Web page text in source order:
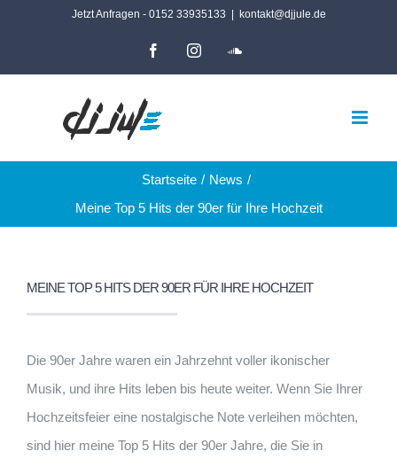
Jetzt Anfragen - 0152 33935133 kontakt@djjule.de
FacebookInstagramSoundCloud
Startseite
News
Meine Top 5 Hits der 90er für Ihre Hochzeit
MEINE TOP 5 HITS DER 90ER FÜR IHRE HOCHZEIT
Die 90er Jahre waren ein Jahrzehnt voller ikonischer
Musik, und ihre Hits leben bis heute weiter. Wenn Sie Ihrer
Hochzeitsfeier eine nostalgische Note verleihen möchten,
sind hier meine Top 5 Hits der 90er Jahre, die Sie in